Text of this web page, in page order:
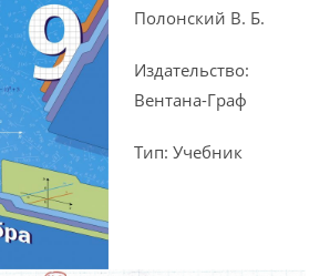
Полонский В. Б.
Издательство:
Вентана-Граф
Тип: Учебник